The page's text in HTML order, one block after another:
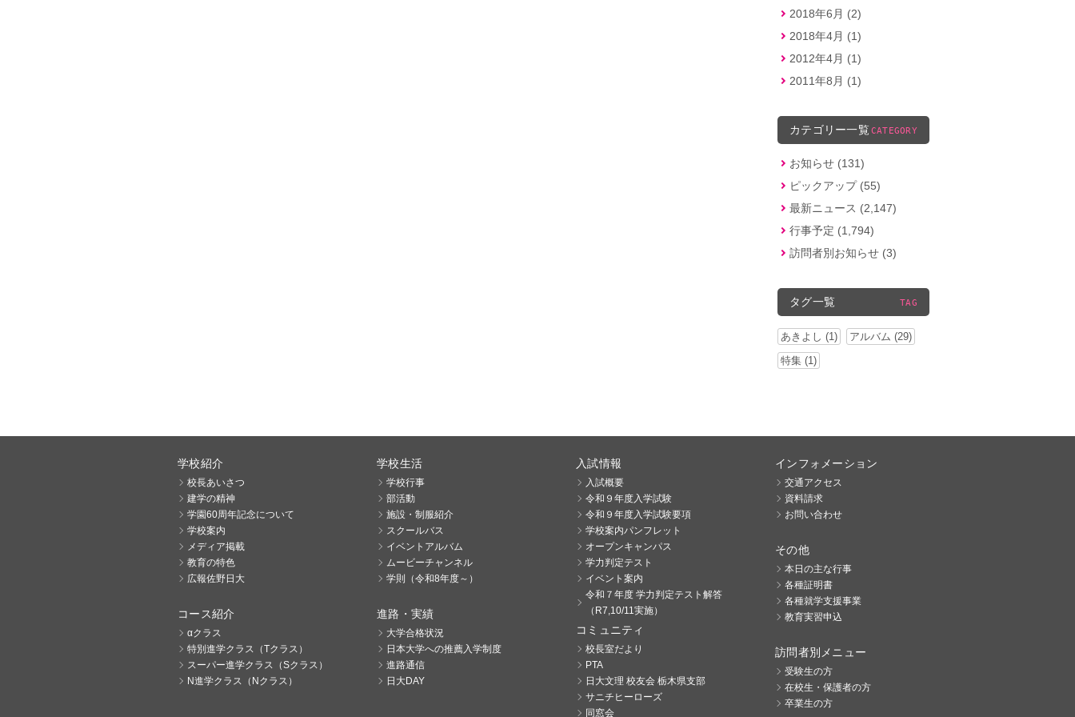
2018年6月 (2)
2018年4月 (1)
2012年4月 (1)
2011年8月 (1)
カテゴリー一覧 CATEGORY
お知らせ (131)
ピックアップ (55)
最新ニュース (2,147)
行事予定 (1,794)
訪問者別お知らせ (3)
タグ一覧 TAG
あきよし (1)
アルバム (29)
特集 (1)
学校紹介
校長あいさつ
建学の精神
学園60周年記念について
学校案内
メディア掲載
教育の特色
広報佐野日大
コース紹介
αクラス
特別進学クラス（Tクラス）
スーパー進学クラス（Sクラス）
N進学クラス（Nクラス）
学校生活
学校行事
部活動
施設・制服紹介
スクールバス
イベントアルバム
ムービーチャンネル
学則（令和8年度～）
進路・実績
大学合格状況
日本大学への推薦入学制度
進路通信
日大DAY
入試情報
入試概要
令和９年度入学試験
令和９年度入学試験要項
学校案内パンフレット
オープンキャンパス
学力判定テスト
イベント案内
令和７年度 学力判定テスト解答
（R7,10/11実施）
コミュニティ
校長室だより
PTA
日大文理 校友会 栃木県支部
サニチヒーローズ
同窓会
インフォメーション
交通アクセス
資料請求
お問い合わせ
その他
本日の主な行事
各種証明書
各種就学支援事業
教育実習申込
訪問者別メニュー
受験生の方
在校生・保護者の方
卒業生の方